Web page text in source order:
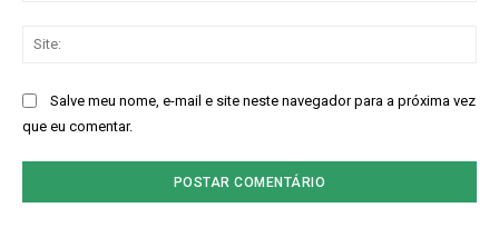
Salve meu nome, e-mail e site neste navegador para a próxima vez
que eu comentar.